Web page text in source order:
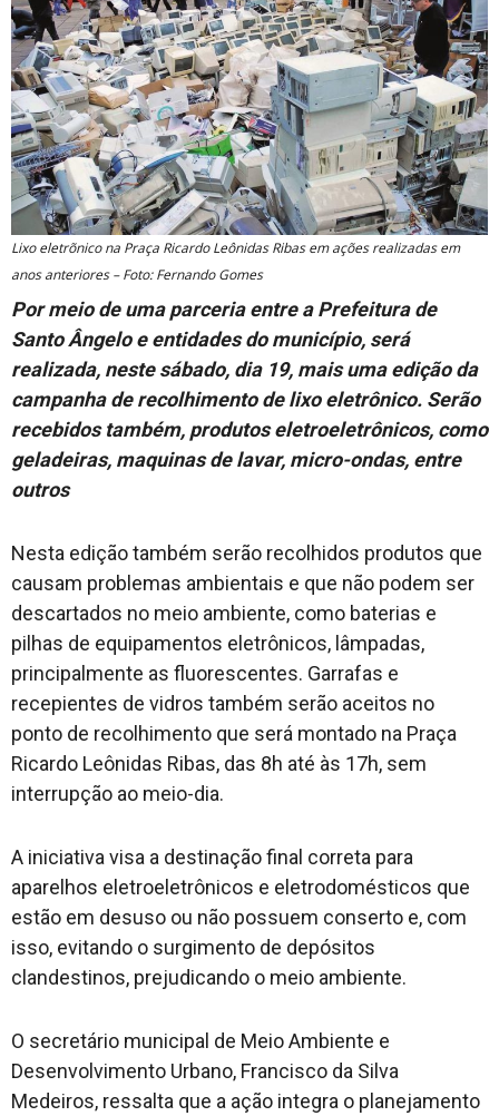
Cotidiano
Lixo eletrõnico na Praça Ricardo Leônidas Ribas em ações realizadas em
anos anteriores – Foto: Fernando Gomes
Por meio de uma parceria entre a Prefeitura de
Santo Ângelo e entidades do município, será
realizada, neste sábado, dia 19, mais uma edição da
campanha de recolhimento de lixo eletrônico. Serão
recebidos também, produtos eletroeletrônicos, como
geladeiras, maquinas de lavar, micro-ondas, entre
outros
Nesta edição também serão recolhidos produtos que
causam problemas ambientais e que não podem ser
descartados no meio ambiente, como baterias e
pilhas de equipamentos eletrônicos, lâmpadas,
principalmente as fluorescentes. Garrafas e
recepientes de vidros também serão aceitos no
ponto de recolhimento que será montado na Praça
Ricardo Leônidas Ribas, das 8h até às 17h, sem
interrupção ao meio-dia.
A iniciativa visa a destinação final correta para
aparelhos eletroeletrônicos e eletrodomésticos que
estão em desuso ou não possuem conserto e, com
isso, evitando o surgimento de depósitos
clandestinos, prejudicando o meio ambiente.
O secretário municipal de Meio Ambiente e
Desenvolvimento Urbano, Francisco da Silva
Medeiros, ressalta que a ação integra o planejamento